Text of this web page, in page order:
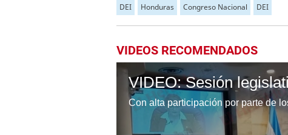
DEI Honduras Congreso Nacional DEI
VIDEOS RECOMENDADOS
VIDEO: Sesión